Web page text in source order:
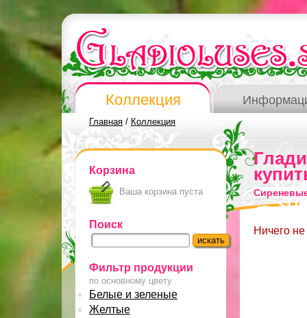
Коллекция
Главная / Коллекция
Корзина
Ваша корзина пуста
Поиск
Фильтр продукции
по основному цвету
Белые и зеленые
Желтые
Ничего